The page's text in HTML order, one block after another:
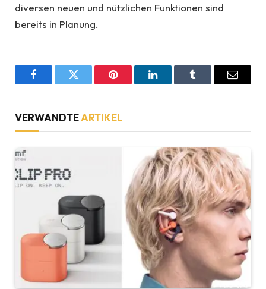
diversen neuen und nützlichen Funktionen sind
bereits in Planung.
FacebookTwitter Pinterest LinkedInTumblr Email
VERWANDTEARTIKEL